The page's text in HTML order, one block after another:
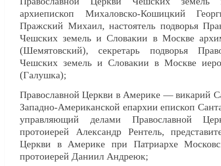
архиепископ Михаловско-Кошицкий
Пражский Михаил, настоятель подворья
Чешских земель и Словакии в Москве
(Шемятовский), секретарь подворья
Чешских земель и Словакии в Москве
(Галушка);
Православной Церкви в Америке — викарий
Западно-Американской епархии епископ
управляющий делами Православной
протоиерей Александр Рентель,
Церкви в Америке при Патриархе
протоиерей Даниил Андреюк;